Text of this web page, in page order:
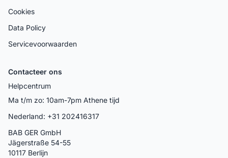
Cookies
Data Policy
Servicevoorwaarden
Contacteer ons
Helpcentrum
Ma t/m zo: 10am-7pm Athene tijd
Nederland: +31 202416317
BAB GER GmbH
Jägerstraße 54-55
10117 Berlijn